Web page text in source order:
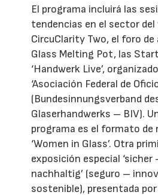
El programa incluirá las
tendencias en el sector del
CircuClarity Two, el foro
Glass Melting Pot, las
‘Handwerk Live’,
‘Asociación Federal de
(Bundesinnungsverband
Glaserhandwerks – BIV).
programa es el formato de
‘Women in Glass’. Otra
exposición especial
nachhaltig’ (seguro –
sostenible), presentada